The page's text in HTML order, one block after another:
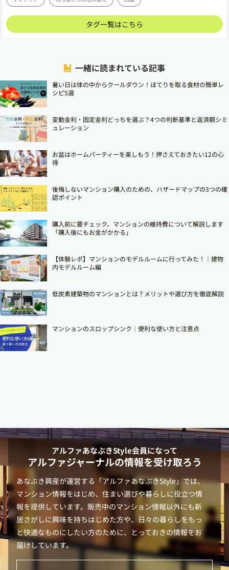
タグ一覧はこちら
一緒に読まれている記事
暑い日は体の中からクールダウン！ほてりを取る食材の簡単レ
シピ5選
変動金利・固定金利どっちを選ぶ？4つの判断基準と返済額シミ
ュレーション
お盆はホームパーティーを楽しもう！押さえておきたい12の心
得
後悔しないマンション購入のための、ハザードマップの3つの確
認ポイント
購入前に要チェック。マンションの維持費について解説します
「購入後にもお金がかかる」
【体験レポ】マンションのモデルルームに行ってみた！｜建物
内モデルルーム編
低炭素建築物のマンションとは？メリットや選び方を徹底解説
マンションのスロップシンク│便利な使い方と注意点
アルファあなぶきStyle会員になって
アルファジャーナルの情報を受け取ろう
あなぶき興産が運営する「アルファあなぶきStyle」では、
マンション情報をはじめ、住まい選びや暮らしに役立つ情
報を提供しています。販売中のマンション情報以外にも新
居さがしに興味を持ちはじめた方や、日々の暮らしをもっ
と快適なものにしたい方のために、とっておきの情報をお
届けしています。